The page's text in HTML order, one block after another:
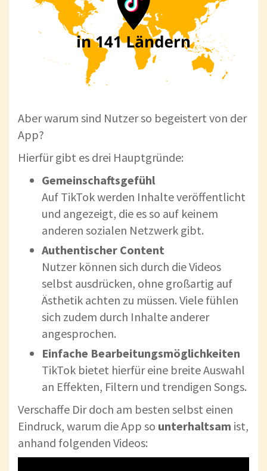
Aber warum sind Nutzer so begeistert von der
App?
Hierfür gibt es drei Hauptgründe:
Gemeinschaftsgefühl
Auf TikTok werden Inhalte veröffentlicht
und angezeigt, die es so auf keinem
anderen sozialen Netzwerk gibt.
Authentischer Content
Nutzer können sich durch die Videos
selbst ausdrücken, ohne großartig auf
Ästhetik achten zu müssen. Viele fühlen
sich zudem durch Inhalte anderer
angesprochen.
Einfache Bearbeitungsmöglichkeiten
TikTok bietet hierfür eine breite Auswahl
an Effekten, Filtern und trendigen Songs.
Verschaffe Dir doch am besten selbst einen
Eindruck, warum die App so unterhaltsam ist,
anhand folgenden Videos: